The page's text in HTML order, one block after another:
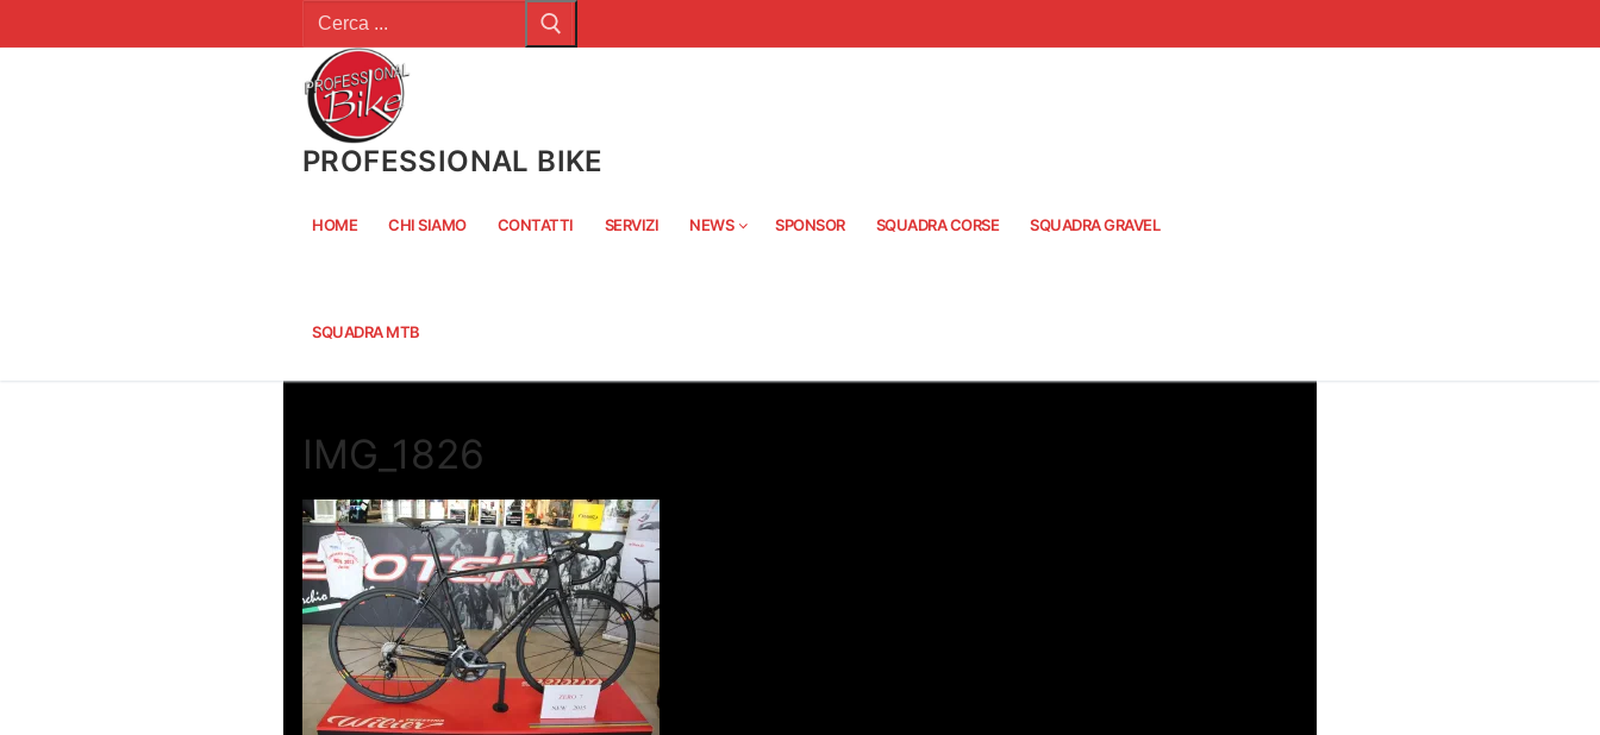
al
PROFESSIONAL BIKE
HOME CHI SIAMO CONTATTI SERVIZI NEWS SPONSOR SQUADRA CORSE SQUADRA GRAVEL
SQUADRA MTB
IMG_1826